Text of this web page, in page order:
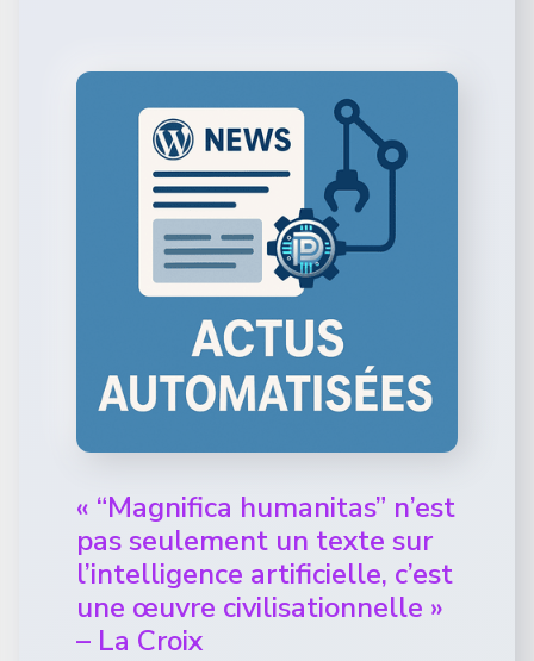
« “Magnifica humanitas” n’est
pas seulement un texte sur
l’intelligence artificielle, c’est
une œuvre civilisationnelle »
– La Croix